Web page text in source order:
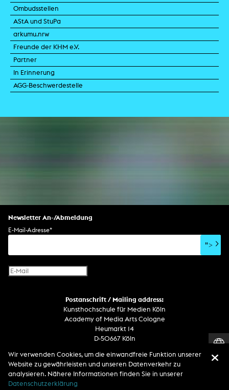
Ombudsstellen
AStA und StuPa
arkumu.nrw
Freunde der KHM e.V.
Partner
In Erinnerung
AGG-Beschwerdestelle
Newsletter An-/Abmeldung
E-Mail-Adresse*
">
Postanschrift / Mailing address:
Kunsthochschule für Medien Köln
Academy of Media Arts Cologne
Heumarkt 14
D-50667 Köln
Telefon
Zentrale / Empfang +49 221 201 89 - 0 / - 400
Wachdienst / Security guard +49 151 186 863 40 (19 Uhr bis 6 Uhr)
Wir verwenden Cookies, um die einwandfreie Funktion unserer
Website zu gewährleisten und unseren Datenverkehr zu
analysieren. Nähere Informationen finden Sie in unserer
Datenschutzerklärung